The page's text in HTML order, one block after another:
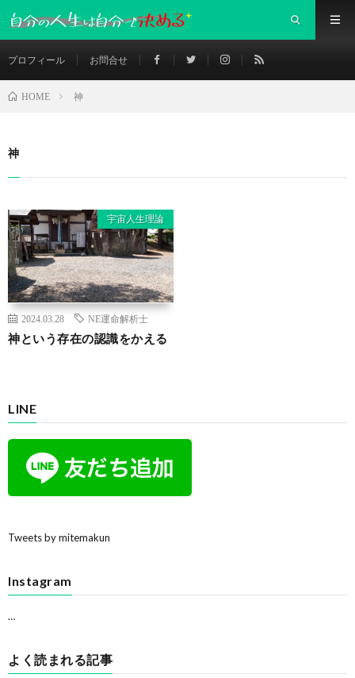
プロフィール お問合せ
HOME 神
神
宇宙人生理論
2024.03.28 NE運命解析士
神という存在の認識をかえる
LINE
Tweets by mitemakun
Instagram
…
よく読まれる記事